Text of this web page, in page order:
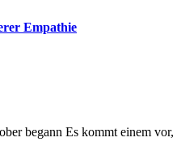
Empathie
begann Es kommt einem